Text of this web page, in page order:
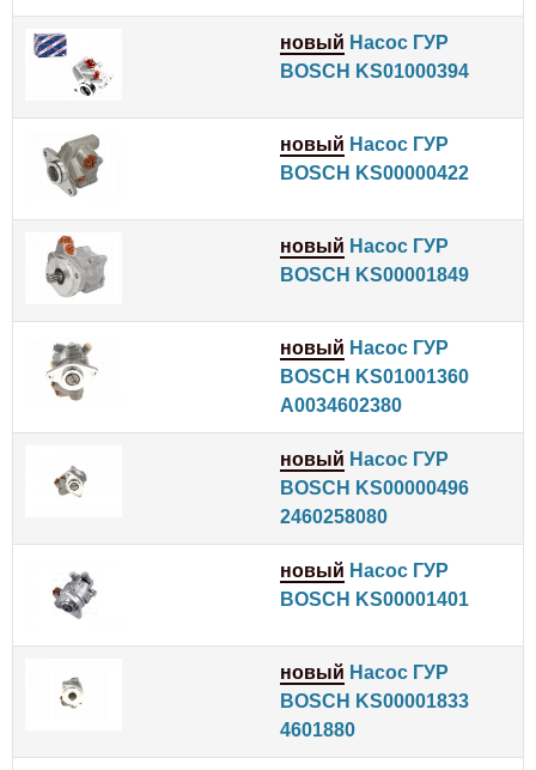
новый Насос ГУР
BOSCH KS01000394
новый Насос ГУР
BOSCH KS00000422
новый Насос ГУР
BOSCH KS00001849
новый Насос ГУР
BOSCH KS01001360
A0034602380
новый Насос ГУР
BOSCH KS00000496
2460258080
новый Насос ГУР
BOSCH KS00001401
новый Насос ГУР
BOSCH KS00001833
4601880